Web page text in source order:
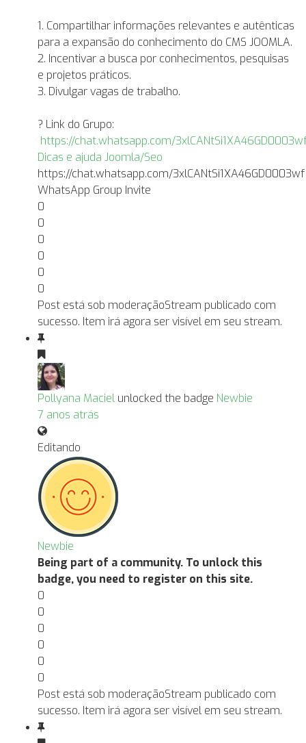
1. Compartilhar informações relevantes e autênticas
para a expansão do conhecimento do CMS JOOMLA.
2. Incentivar a busca por conhecimentos, pesquisas
e projetos práticos.
3. Divulgar vagas de trabalho.
? Link do Grupo:
https://chat.whatsapp.com/
Dicas e ajuda Joomla/Seo
https://chat.whatsapp.com/3xlCANtSi1XA46GD0003wf
WhatsApp Group Invite
0
0
0
0
0
0
Post está sob moderaçãoStream publicado com
sucesso. Item irá agora ser visível em seu stream.
Pollyana Maciel unlocked the badge Newbie
7 anos atrás
Editando
Newbie
Being part of a community. To unlock this
badge, you need to register on this site.
0
0
0
0
0
0
Post está sob moderaçãoStream publicado com
sucesso. Item irá agora ser visível em seu stream.